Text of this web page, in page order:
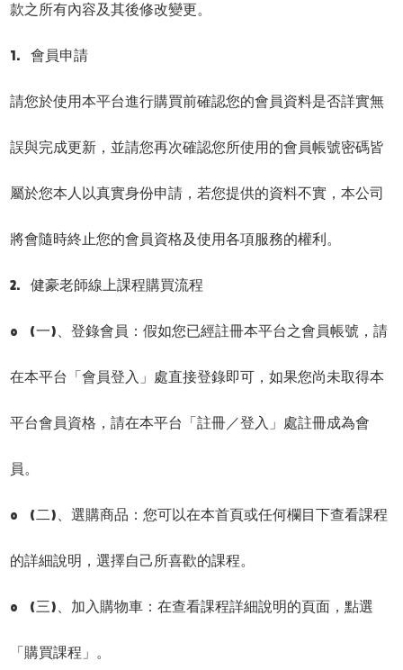
款之所有內容及其後修改變更。
1. 會員申請
請您於使用本平台進行購買前確認您的會員資料是否詳實無
誤與完成更新，並請您再次確認您所使用的會員帳號密碼皆
屬於您本人以真實身份申請，若您提供的資料不實，本公司
將會隨時終止您的會員資格及使用各項服務的權利。
2. 健豪老師線上課程購買流程
o (一)、登錄會員：假如您已經註冊本平台之會員帳號，請
在本平台「會員登入」處直接登錄即可，如果您尚未取得本
平台會員資格，請在本平台「註冊／登入」處註冊成為會
員。
o (二)、選購商品：您可以在本首頁或任何欄目下查看課程
的詳細說明，選擇自己所喜歡的課程。
o (三)、加入購物車：在查看課程詳細說明的頁面，點選
「購買課程」。